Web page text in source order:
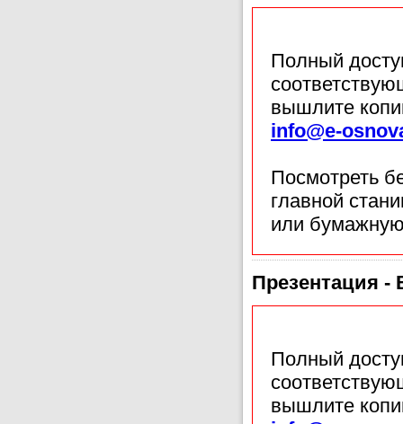
Полный
вышлите
info@e-
Посмотреть
главной
или
Презентация -
Полный
вышлите